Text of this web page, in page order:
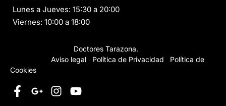
Lunes a Jueves: 15:30 a 20:00
Viernes: 10:00 a 18:00
Doctores Tarazona.
Aviso legal Política de Privacidad
Política de
Cookies